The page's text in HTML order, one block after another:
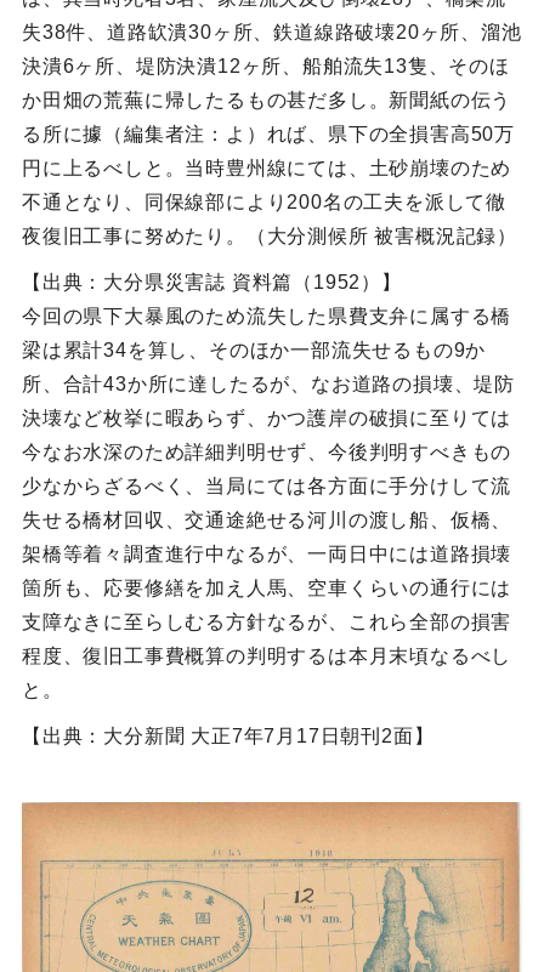
失38件、道路缼潰30ヶ所、鉄道線路破壊20ヶ所、溜池
決潰6ヶ所、堤防決潰12ヶ所、船舶流失13隻、そのほ
か田畑の荒蕪に帰したるもの甚だ多し。新聞紙の伝う
る所に據（編集者注：よ）れば、県下の全損害高50万
円に上るべしと。当時豊州線にては、土砂崩壊のため
不通となり、同保線部により200名の工夫を派して徹
夜復旧工事に努めたり。（大分測候所 被害概況記録）
【出典：大分県災害誌 資料篇（1952）】
今回の県下大暴風のため流失した県費支弁に属する橋
梁は累計34を算し、そのほか一部流失せるもの9か
所、合計43か所に達したるが、なお道路の損壊、堤防
決壊など枚挙に暇あらず、かつ護岸の破損に至りては
今なお水深のため詳細判明せず、今後判明すべきもの
少なからざるべく、当局にては各方面に手分けして流
失せる橋材回収、交通途絶せる河川の渡し船、仮橋、
架橋等着々調査進行中なるが、一両日中には道路損壊
箇所も、応要修繕を加え人馬、空車くらいの通行には
支障なきに至らしむる方針なるが、これら全部の損害
程度、復旧工事費概算の判明するは本月末頃なるべし
と。
【出典：大分新聞 大正7年7月17日朝刊2面】